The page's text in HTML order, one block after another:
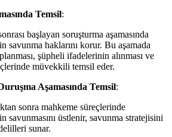
Temsil:
başlayan soruşturma aşamasında
savunma haklarını korur. Bu aşamada
şüpheli ifadelerinin alınması ve
müvekkili temsil eder.
Aşamasında Temsil:
sonra mahkeme süreçlerinde
savunmasını üstlenir, savunma stratejisini
sunar.